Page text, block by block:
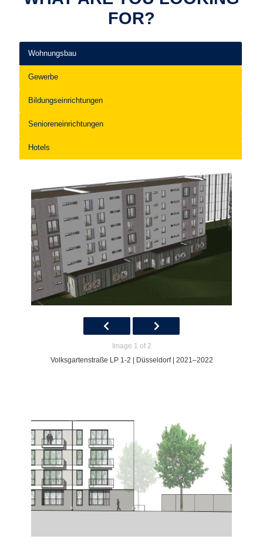
FOR?
Wohnungsbau
Gewerbe
Bildungseinrichtungen
Senioreneinrichtungen
Hotels
Image 1 of 2
Volksgartenstraße LP 1-2 | Düsseldorf | 2021–2022